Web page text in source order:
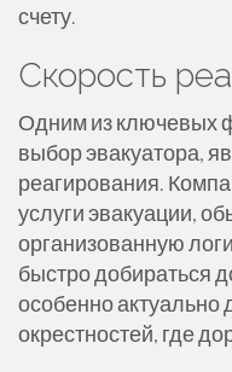
счету.
Скорость
Одним из ключевых
выбор эвакуатора,
реагирования.
услуги эвакуации,
организованную
быстро добираться
особенно актуально
окрестностей, где